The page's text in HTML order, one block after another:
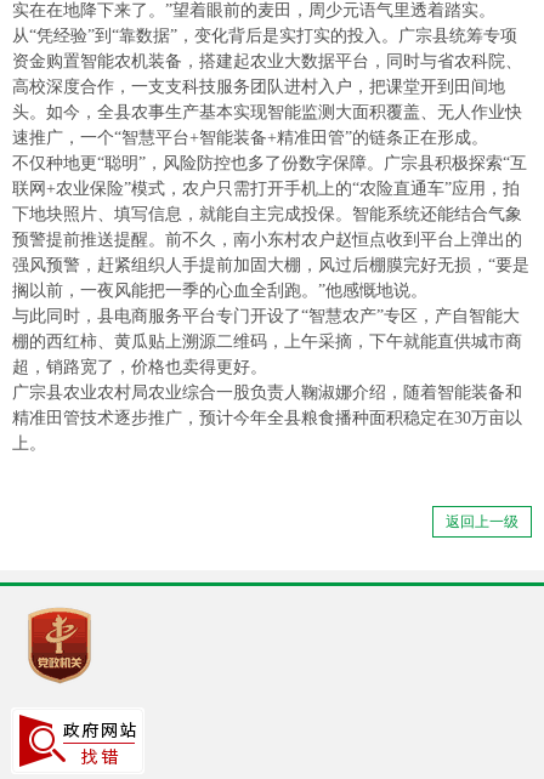
实在在地降下来了。”望着眼前的麦田，周少元语气里透着踏实。
从“凭经验”到“靠数据”，变化背后是实打实的投入。广宗县统筹专项
资金购置智能农机装备，搭建起农业大数据平台，同时与省农科院、
高校深度合作，一支支科技服务团队进村入户，把课堂开到田间地
头。如今，全县农事生产基本实现智能监测大面积覆盖、无人作业快
速推广，一个“智慧平台+智能装备+精准田管”的链条正在形成。
不仅种地更“聪明”，风险防控也多了份数字保障。广宗县积极探索“互
联网+农业保险”模式，农户只需打开手机上的“农险直通车”应用，拍
下地块照片、填写信息，就能自主完成投保。智能系统还能结合气象
预警提前推送提醒。前不久，南小东村农户赵恒点收到平台上弹出的
强风预警，赶紧组织人手提前加固大棚，风过后棚膜完好无损，“要是
搁以前，一夜风能把一季的心血全刮跑。”他感慨地说。
与此同时，县电商服务平台专门开设了“智慧农产”专区，产自智能大
棚的西红柿、黄瓜贴上溯源二维码，上午采摘，下午就能直供城市商
超，销路宽了，价格也卖得更好。
广宗县农业农村局农业综合一股负责人鞠淑娜介绍，随着智能装备和
精准田管技术逐步推广，预计今年全县粮食播种面积稳定在30万亩以
上。
返回上一级